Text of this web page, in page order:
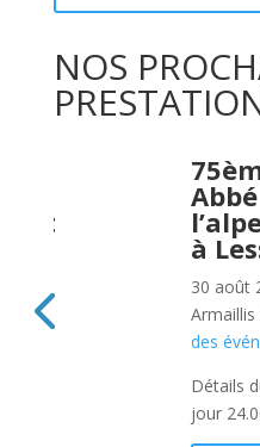
NOS
Web
à
30 août
Armaillis
des
Détails
jour